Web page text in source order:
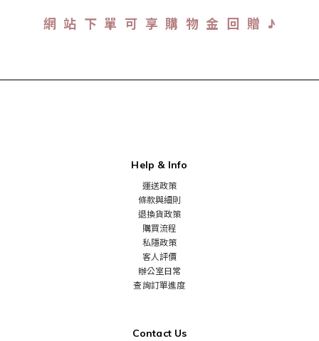
網 站 下 單 可 享 購 物 金 回 贈 ♪
Help & Info
運送政策
條款與細則
退換貨政策
購買流程
私隱政策
客人評價
辦公室日常
查詢訂單進度
Contact Us